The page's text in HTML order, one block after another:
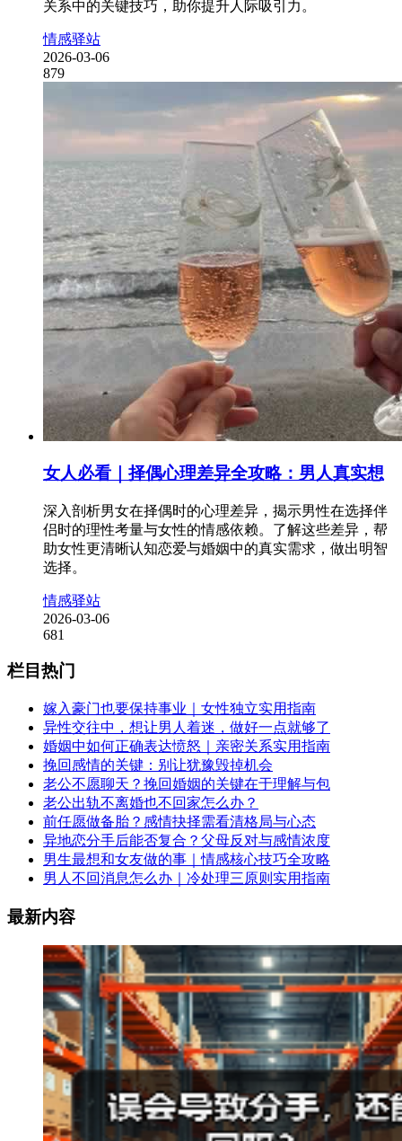
关系中的关键技巧，助你提升人际吸引力。
情感驿站
2026-03-06
879
女人必看｜择偶心理差异全攻略：男人真实想
深入剖析男女在择偶时的心理差异，揭示男性在选择伴
侣时的理性考量与女性的情感依赖。了解这些差异，帮
助女性更清晰认知恋爱与婚姻中的真实需求，做出明智
选择。
情感驿站
2026-03-06
681
栏目热门
嫁入豪门也要保持事业｜女性独立实用指南
异性交往中，想让男人着迷，做好一点就够了
婚姻中如何正确表达愤怒｜亲密关系实用指南
挽回感情的关键：别让犹豫毁掉机会
老公不愿聊天？挽回婚姻的关键在于理解与包
老公出轨不离婚也不回家怎么办？
前任愿做备胎？感情抉择需看清格局与心态
异地恋分手后能否复合？父母反对与感情浓度
男生最想和女友做的事｜情感核心技巧全攻略
男人不回消息怎么办｜冷处理三原则实用指南
最新内容